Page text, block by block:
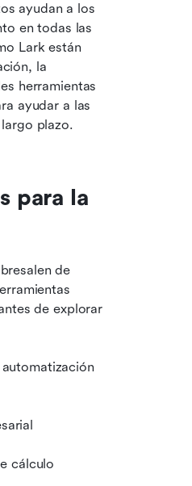
ayudan a los
en todas las
Lark están
la
herramientas
ayudar a las
plazo.
para la
de
de explorar
cálculo